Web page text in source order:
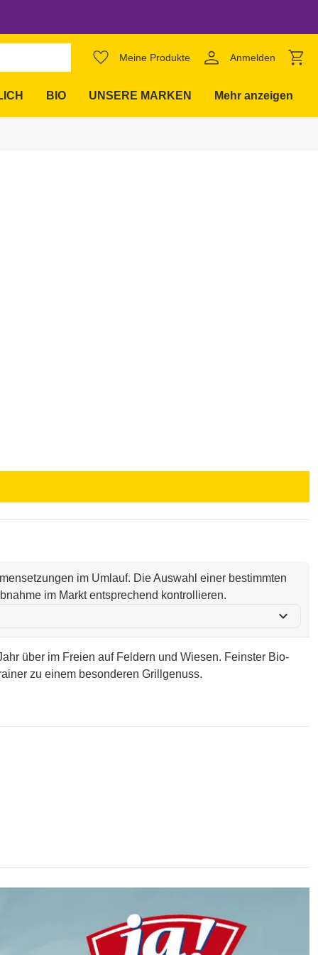
Meine Produkte Anmelden
BIO UNSERE MARKEN Mehr anzeigen
favorite_border
im Umlauf. Die Auswahl einer bestimmten
im Markt entsprechend kontrollieren.
expand_more
über im Freien auf Feldern und Wiesen. Feinster Bio-
zu einem besonderen Grillgenuss.